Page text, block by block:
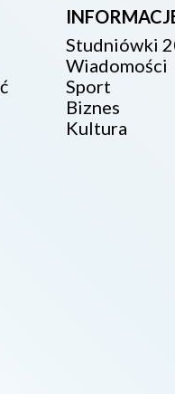
Studniówki
Wiadomości
Sport
Biznes
Kultura